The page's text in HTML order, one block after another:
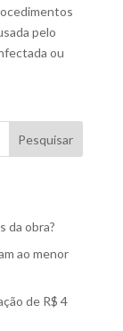
pelo
ou
Pesquisar
da obra?
ao menor
de R$ 4